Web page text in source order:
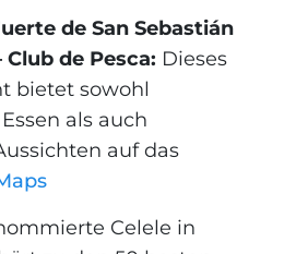
de San Sebastián
de Pesca: Dieses
bietet sowohl
als auch
auf das
Celele in